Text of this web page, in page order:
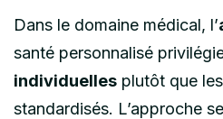
Dans le domaine médical, l’
santé personnalisé
individuelles plutôt que
standardisés. L’approche